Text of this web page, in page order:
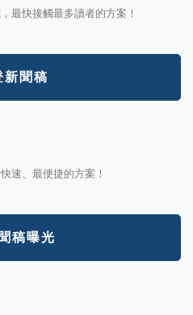
最快接觸最多讀者的方案！
新聞稿
速、最便捷的方案！
稿曝光